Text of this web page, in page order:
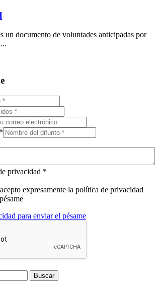
un documento de voluntades anticipadas por
*
privacidad *
expresamente la política de privacidad
para enviar el pésame